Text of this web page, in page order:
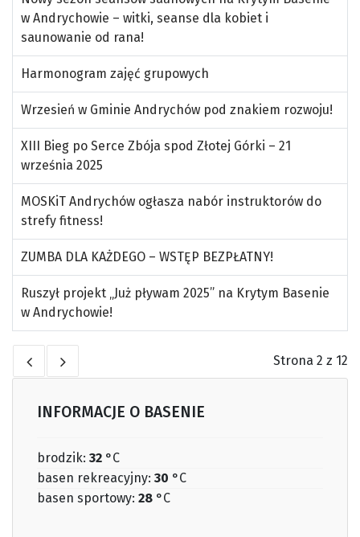
w Andrychowie – witki, seanse dla kobiet i
saunowanie od rana!
Harmonogram zajęć grupowych
Wrzesień w Gminie Andrychów pod znakiem rozwoju!
XIII Bieg po Serce Zbója spod Złotej Górki – 21
września 2025
MOSKiT Andrychów ogłasza nabór instruktorów do
strefy fitness!
ZUMBA DLA KAŻDEGO – WSTĘP BEZPŁATNY!
Ruszył projekt „Już pływam 2025” na Krytym Basenie
w Andrychowie!
Strona 2 z 12
INFORMACJE O BASENIE
brodzik: 32 °C
basen rekreacyjny: 30 °C
basen sportowy: 28 °C